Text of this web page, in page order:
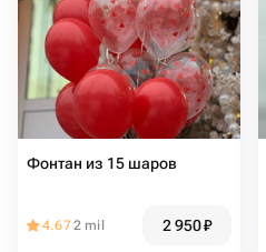
Фонтан из 15 шаров
4.672 mil 2 950₽